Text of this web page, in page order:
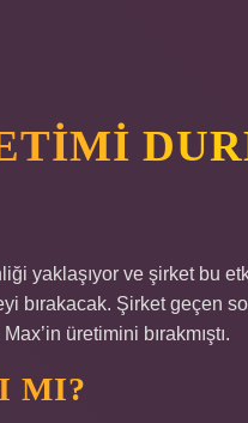
yaklaşıyor ve şirket bu
bırakacak. Şirket geçen
üretimini bırakmıştı.
MI?